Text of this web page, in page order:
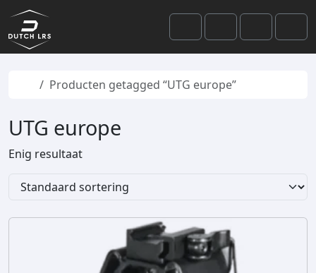
Skip to content
Skip to footer
SearchAccount
Cart
Home
Producten getagged “UTG europe”
UTG europe
Enig resultaat